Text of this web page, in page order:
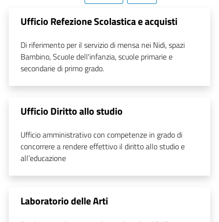
Ufficio Refezione Scolastica e acquisti
Di riferimento per il servizio di mensa nei Nidi, spazi
Bambino, Scuole dell'infanzia, scuole primarie e
secondarie di primo grado.
Ufficio Diritto allo studio
Ufficio amministrativo con competenze in grado di
concorrere a rendere effettivo il diritto allo studio e
all’educazione
Laboratorio delle Arti